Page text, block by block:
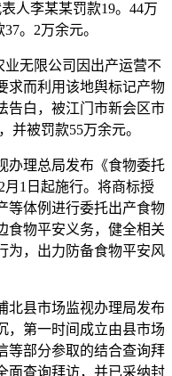
人李某某罚款19。44万
。2万余元。
无限公司因出产运营不
求而利用该地舆标记产物
告白，被江门市新会区市
并被罚款55万余元。
理总局发布《食物委托
月1日起施行。将商标授
等体例进行委托出产食物
食物平安义务，健全相关
为，出力防备食物平安风
县市场监视办理局发布
，第一时间成立由县市场
等部分参取的结合查询拜
面查询拜访，并已采纳封